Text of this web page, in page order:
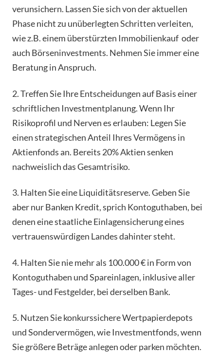
verunsichern. Lassen Sie sich von der aktuellen
Phase nicht zu unüberlegten Schritten verleiten,
wie z.B. einem überstürzten Immobilienkauf oder
auch Börseninvestments. Nehmen Sie immer eine
Beratung in Anspruch.
2. Treffen Sie Ihre Entscheidungen auf Basis einer
schriftlichen Investmentplanung. Wenn Ihr
Risikoprofil und Nerven es erlauben: Legen Sie
einen strategischen Anteil Ihres Vermögens in
Aktienfonds an. Bereits 20% Aktien senken
nachweislich das Gesamtrisiko.
3. Halten Sie eine Liquiditätsreserve. Geben Sie
aber nur Banken Kredit, sprich Kontoguthaben, bei
denen eine staatliche Einlagensicherung eines
vertrauenswürdigen Landes dahinter steht.
4. Halten Sie nie mehr als 100.000 € in Form von
Kontoguthaben und Spareinlagen, inklusive aller
Tages- und Festgelder, bei derselben Bank.
5. Nutzen Sie konkurssichere Wertpapierdepots
und Sondervermögen, wie Investmentfonds, wenn
Sie größere Beträge anlegen oder parken möchten.